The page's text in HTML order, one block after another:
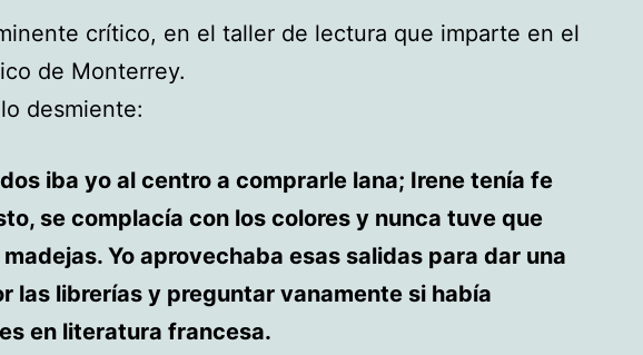
crítico, en el taller de lectura que imparte en el
de Monterrey.
desmiente:
iba yo al centro a comprarle lana; Irene tenía fe
se complacía con los colores y nunca tuve que
Yo aprovechaba esas salidas para dar una
las librerías y preguntar vanamente si había
en literatura francesa.